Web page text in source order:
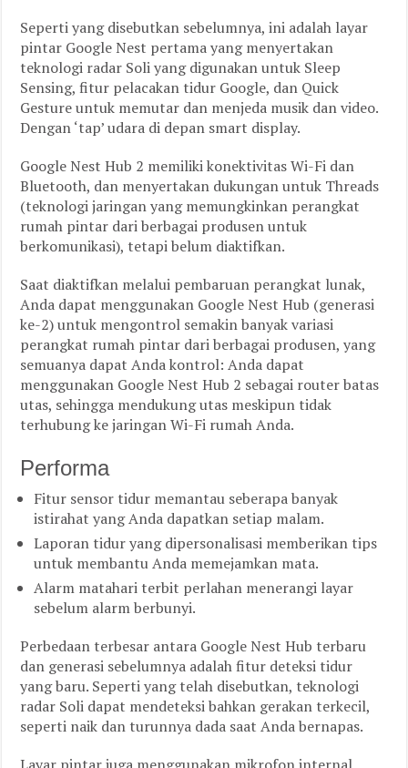
Seperti yang disebutkan sebelumnya, ini adalah layar
pintar Google Nest pertama yang menyertakan
teknologi radar Soli yang digunakan untuk Sleep
Sensing, fitur pelacakan tidur Google, dan Quick
Gesture untuk memutar dan menjeda musik dan video.
Dengan ‘tap’ udara di depan smart display.
Google Nest Hub 2 memiliki konektivitas Wi-Fi dan
Bluetooth, dan menyertakan dukungan untuk Threads
(teknologi jaringan yang memungkinkan perangkat
rumah pintar dari berbagai produsen untuk
berkomunikasi), tetapi belum diaktifkan.
Saat diaktifkan melalui pembaruan perangkat lunak,
Anda dapat menggunakan Google Nest Hub (generasi
ke-2) untuk mengontrol semakin banyak variasi
perangkat rumah pintar dari berbagai produsen, yang
semuanya dapat Anda kontrol: Anda dapat
menggunakan Google Nest Hub 2 sebagai router batas
utas, sehingga mendukung utas meskipun tidak
terhubung ke jaringan Wi-Fi rumah Anda.
Performa
Fitur sensor tidur memantau seberapa banyak
istirahat yang Anda dapatkan setiap malam.
Laporan tidur yang dipersonalisasi memberikan tips
untuk membantu Anda memejamkan mata.
Alarm matahari terbit perlahan menerangi layar
sebelum alarm berbunyi.
Perbedaan terbesar antara Google Nest Hub terbaru
dan generasi sebelumnya adalah fitur deteksi tidur
yang baru. Seperti yang telah disebutkan, teknologi
radar Soli dapat mendeteksi bahkan gerakan terkecil,
seperti naik dan turunnya dada saat Anda bernapas.